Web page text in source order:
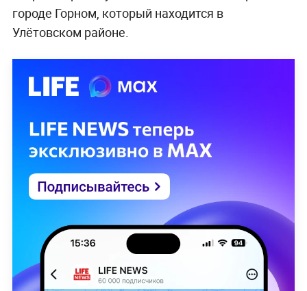
городе Горном, который находится в
Улётовском районе.